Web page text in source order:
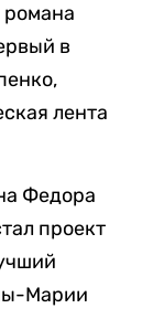
романа
в
лента
Федора
проект
Марии